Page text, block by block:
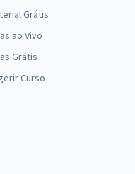
Grátis
ao Vivo
Grátis
Curso